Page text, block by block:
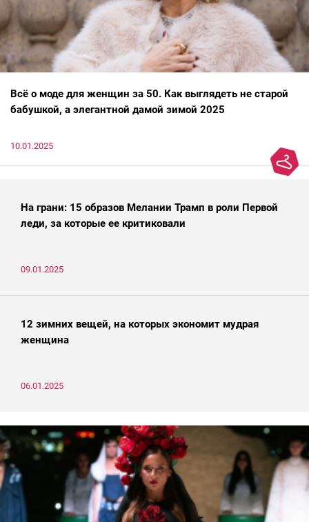
Всё о моде для женщин за 50. Как выглядеть не старой
бабушкой, а элегантной дамой зимой 2025
10.01.2025
На грани: 15 образов Мелании Трамп в роли Первой
леди, за которые ее критиковали
09.01.2025
12 зимних вещей, на которых экономит мудрая
женщина
06.01.2025